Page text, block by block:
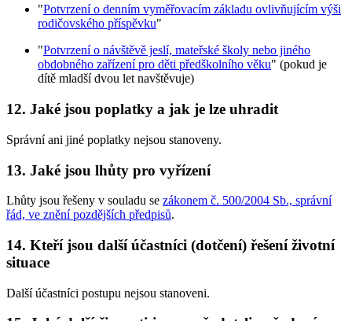
"Potvrzení o denním vyměřovacím základu ovlivňujícím výši
rodičovského příspěvku"
"Potvrzení o návštěvě jeslí, mateřské školy nebo jiného
obdobného zařízení pro děti předškolního věku" (pokud je
dítě mladší dvou let navštěvuje)
12. Jaké jsou poplatky a jak je lze uhradit
Správní ani jiné poplatky nejsou stanoveny.
13. Jaké jsou lhůty pro vyřízení
Lhůty jsou řešeny v souladu se zákonem č. 500/2004 Sb., správní
řád, ve znění pozdějších předpisů.
14. Kteří jsou další účastníci (dotčení) řešení životní
situace
Další účastníci postupu nejsou stanoveni.